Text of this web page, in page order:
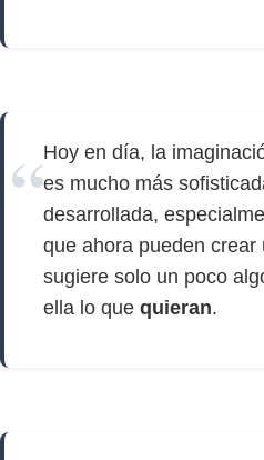
Hoy en día, la
es mucho más
desarrollada,
que ahora pueden crear
sugiere solo un poco
ella lo que quieran.